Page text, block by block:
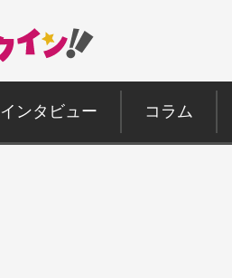
インタビュー コラム